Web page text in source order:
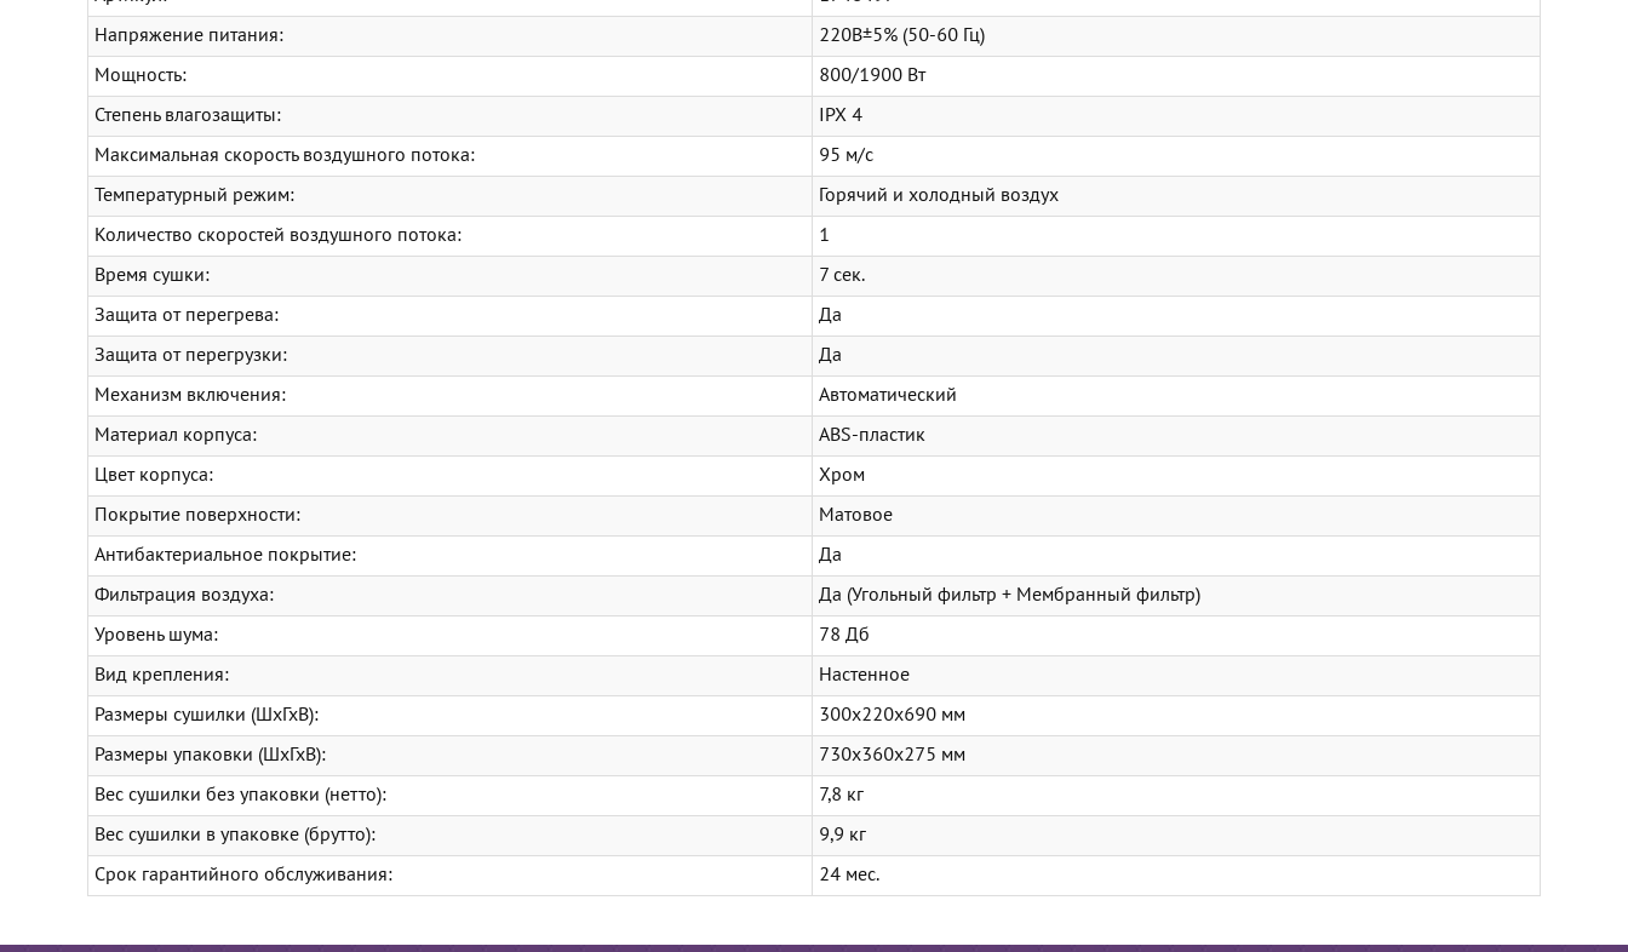
Напряжение питания: 220В±5% (50-60 Гц)
Мощность: 800/1900 Вт
Степень влагозащиты: IPX 4
Максимальная скорость воздушного потока: 95 м/с
Температурный режим: Горячий и холодный воздух
Количество скоростей воздушного потока: 1
Время сушки: 7 сек.
Защита от перегрева: Да
Защита от перегрузки: Да
Механизм включения: Автоматический
Материал корпуса: ABS-пластик
Цвет корпуса: Хром
Покрытие поверхности: Матовое
Антибактериальное покрытие: Да
Фильтрация воздуха: Да (Угольный фильтр + Мембранный фильтр)
Уровень шума: 78 Дб
Вид крепления: Настенное
Размеры сушилки (ШхГхВ): 300x220x690 мм
Размеры упаковки (ШхГхВ): 730х360х275 мм
Вес сушилки без упаковки (нетто): 7,8 кг
Вес сушилки в упаковке (брутто): 9,9 кг
Срок гарантийного обслуживания: 24 мес.